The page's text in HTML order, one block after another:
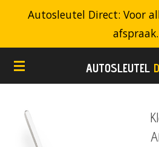
de
AUTOSLEUTEL
Autosleutel Direct: Voor
afspraak.